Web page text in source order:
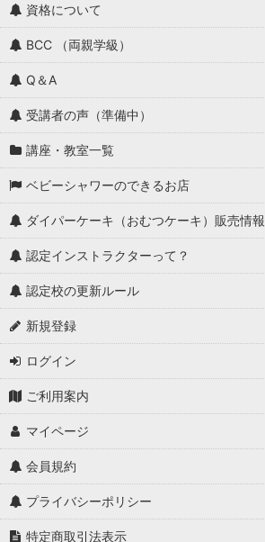
資格について
BCC （両親学級）
Q＆A
受講者の声（準備中）
講座・教室一覧
ベビーシャワーのできるお店
ダイパーケーキ（おむつケーキ）販売情報
認定インストラクターって？
認定校の更新ルール
新規登録
ログイン
ご利用案内
マイページ
会員規約
プライバシーポリシー
特定商取引法表示